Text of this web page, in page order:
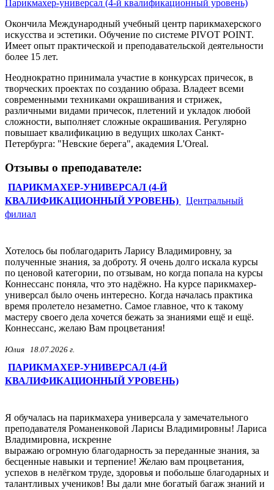
Парикмахер-универсал (4-й квалификационный уровень)
Окончила Международный учебный центр парикмахерского
искусства и эстетики. Обучение по системе PIVOT POINT.
Имеет опыт практической и преподавательской деятельности
более 15 лет.
Неоднократно принимала участие в конкурсах причесок, в
творческих проектах по созданию образа. Владеет всеми
современными техниками окрашивания и стрижек,
различными видами причесок, плетений и укладок любой
сложности, выполняет сложные окрашивания. Регулярно
повышает квалификацию в ведущих школах Санкт-
Петербурга: "Невские берега", академия L'Oreal.
Отзывы о преподавателе:
ПАРИКМАХЕР-УНИВЕРСАЛ (4-Й
КВАЛИФИКАЦИОННЫЙ УРОВЕНЬ)
Центральный
филиал
Хотелось бы поблагодарить Ларису Владимировну, за
полученные знания, за доброту. Я очень долго искала курсы
по ценовой категории, по отзывам, но когда попала на курсы
Коннессанс поняла, что это надёжно. На курсе парикмахер-
универсал было очень интересно. Когда началась практика
время пролетело незаметно. Самое главное, что к такому
мастеру своего дела хочется бежать за знаниями ещё и ещё.
Коннессанс, желаю Вам процветания!
Юлия 18.07.2026 г.
ПАРИКМАХЕР-УНИВЕРСАЛ (4-Й
КВАЛИФИКАЦИОННЫЙ УРОВЕНЬ)
Я обучалась на парикмахера универсала у замечательного
преподавателя Романенковой Ларисы Владимировны! Лариса
Владимировна, искренне
выражаю огромную благодарность за переданные знания, за
бесценные навыки и терпение! Желаю вам процветания,
успехов в нелёгком труде, здоровья и побольше благодарных и
талантливых учеников! Вы дали мне богатый багаж знаний и